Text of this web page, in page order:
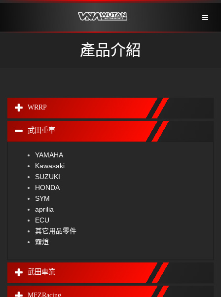
產品介紹
WRRP
武田重車
YAMAHA
Kawasaki
SUZUKI
HONDA
SYM
aprilia
ECU
其它用品零件
霧燈
武田車業
MFZRacing